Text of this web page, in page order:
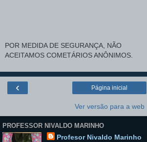
POR MEDIDA DE SEGURANÇA, NÃO
ACEITAMOS COMETÁRIOS ANÔNIMOS.
‹ Página inicial
Ver versão para a web
PROFESSOR NIVALDO MARINHO
Profesor Nivaldo Marinho